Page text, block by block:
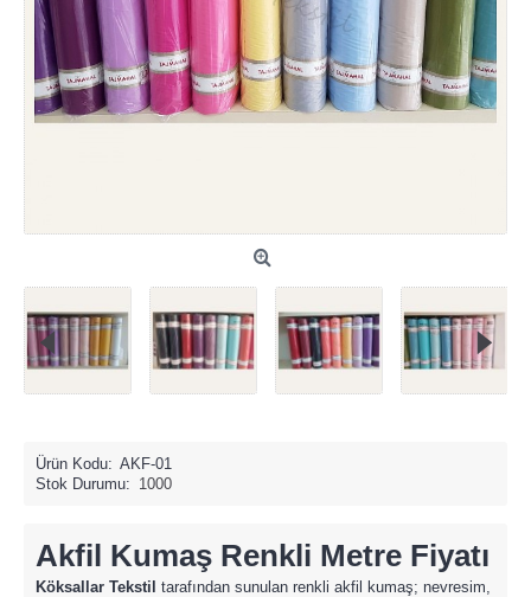
Ürün Kodu: AKF-01
Stok Durumu: 1000
Akfil Kumaş Renkli Metre Fiyatı
Köksallar Tekstil tarafından sunulan renkli akfil kumaş; nevresim,